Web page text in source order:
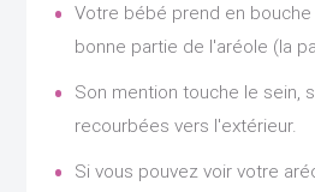
Votre bébé prend en
bonne partie de l'aréole (la
Son mention touche le sein,
recourbées vers l'extérieur.
Si vous pouvez voir votre